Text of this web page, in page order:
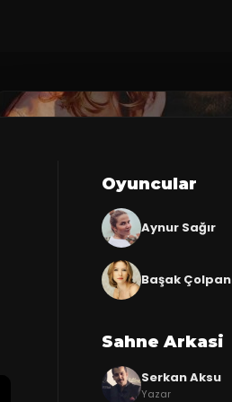
Oyuncular
Aynur Sağır
Başak Çolpan
Sahne Arkasi
Serkan Aksu
Yazar